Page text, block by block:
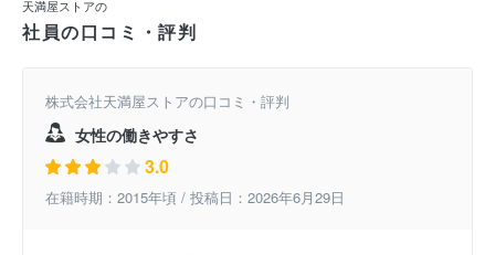
天満屋ストアの
社員の口コミ・評判
株式会社天満屋ストアの口コミ・評判
女性の働きやすさ
3.0
在籍時期：2015年頃 / 投稿日：2026年6月29日